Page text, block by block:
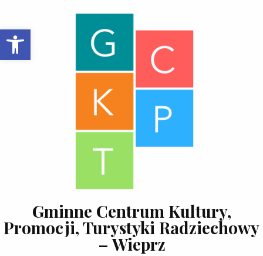
Open toolbar
Gminne Centrum Kultury,
Promocji, Turystyki Radziechowy
– Wieprz